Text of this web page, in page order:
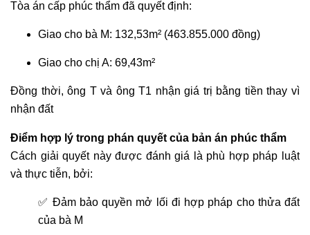
Tòa án cấp phúc thẩm đã quyết định:
Giao cho bà M: 132,53m² (463.855.000 đồng)
Giao cho chị A: 69,43m²
Đồng thời, ông T và ông T1 nhận giá trị bằng tiền thay vì
nhận đất
Điểm hợp lý trong phán quyết của bản án phúc thẩm
Cách giải quyết này được đánh giá là phù hợp pháp luật
và thực tiễn, bởi:
✅ Đảm bảo quyền mở lối đi hợp pháp cho thửa đất
của bà M